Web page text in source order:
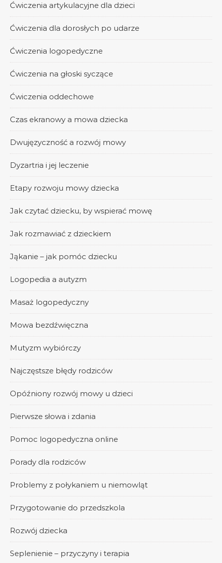
Ćwiczenia artykulacyjne dla dzieci
Ćwiczenia dla dorosłych po udarze
Ćwiczenia logopedyczne
Ćwiczenia na głoski syczące
Ćwiczenia oddechowe
Czas ekranowy a mowa dziecka
Dwujęzyczność a rozwój mowy
Dyzartria i jej leczenie
Etapy rozwoju mowy dziecka
Jak czytać dziecku, by wspierać mowę
Jak rozmawiać z dzieckiem
Jąkanie – jak pomóc dziecku
Logopedia a autyzm
Masaż logopedyczny
Mowa bezdźwięczna
Mutyzm wybiórczy
Najczęstsze błędy rodziców
Opóźniony rozwój mowy u dzieci
Pierwsze słowa i zdania
Pomoc logopedyczna online
Porady dla rodziców
Problemy z połykaniem u niemowląt
Przygotowanie do przedszkola
Rozwój dziecka
Seplenienie – przyczyny i terapia